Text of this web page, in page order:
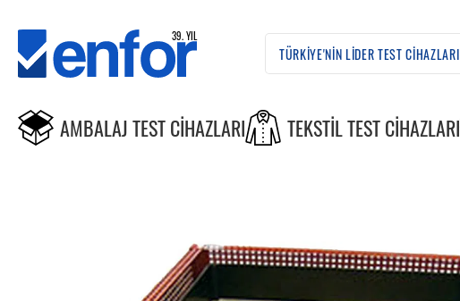
AMBALAJ TEST CIHAZLARI TEKSTIL TEST CIHAZLARI